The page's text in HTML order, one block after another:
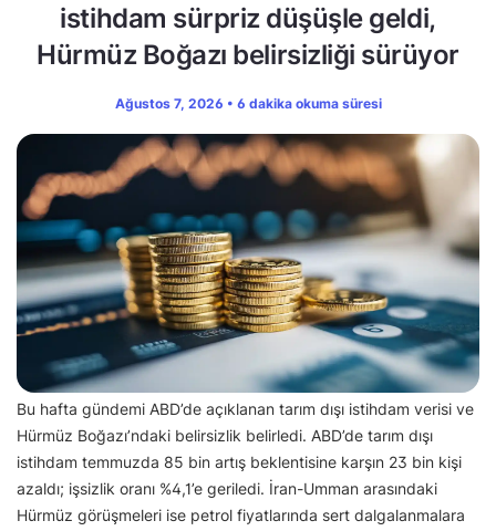
istihdam sürpriz düşüşle geldi,
Hürmüz Boğazı belirsizliği sürüyor
Ağustos 7, 2026 • 6 dakika okuma süresi
Bu hafta gündemi ABD’de açıklanan tarım dışı istihdam verisi ve
Hürmüz Boğazı’ndaki belirsizlik belirledi. ABD’de tarım dışı
istihdam temmuzda 85 bin artış beklentisine karşın 23 bin kişi
azaldı; işsizlik oranı %4,1’e geriledi. İran-Umman arasındaki
Hürmüz görüşmeleri ise petrol fiyatlarında sert dalgalanmalara